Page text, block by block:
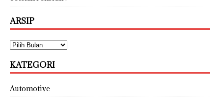
ARSIP
KATEGORI
Automotive